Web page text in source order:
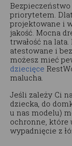
priorytetem.
projektowane i
jakość. Mocna
trwałość na
atestowane i
możesz mieć
dziecięce
malucha.
Jeśli zależy Ci
dziecka, do
u nas modelu)
ochronne, które
wypadnięcie z